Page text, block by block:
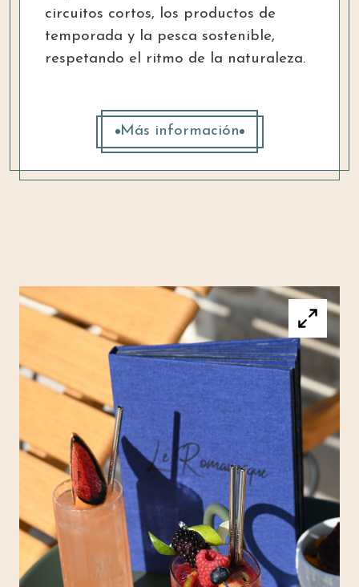
circuitos cortos, los productos de
temporada y la pesca sostenible,
respetando el ritmo de la naturaleza.
Más información